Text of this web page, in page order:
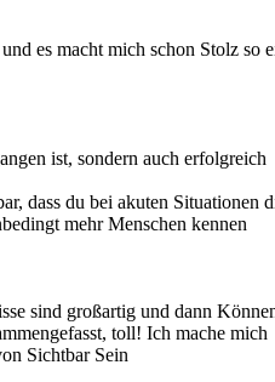
es macht mich schon Stolz so
ist, sondern auch erfolgreich
dass du bei akuten Situationen
mehr Menschen kennen
sind großartig und dann
toll! Ich mache mich
Sichtbar Sein